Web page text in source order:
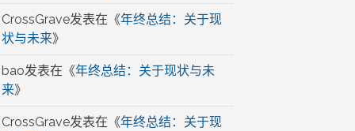
CrossGrave发表在《年终总结：关于现
状与未来》
bao发表在《年终总结：关于现状与未
来》
CrossGrave发表在《年终总结：关于现